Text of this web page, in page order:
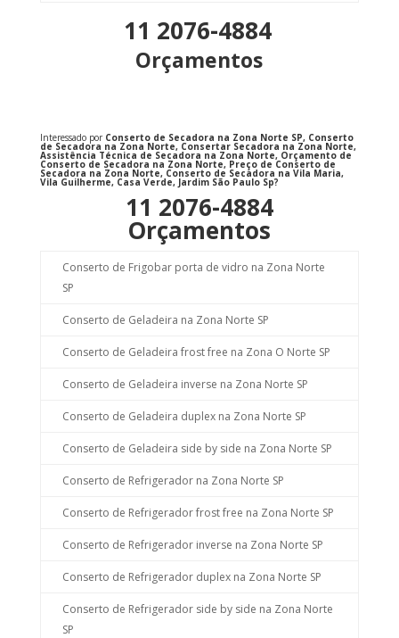
11 2076-4884
Orçamentos
Interessado por Conserto de Secadora na Zona Norte SP, Conserto
de Secadora na Zona Norte, Consertar Secadora na Zona Norte,
Assistência Técnica de Secadora na Zona Norte, Orçamento de
Conserto de Secadora na Zona Norte, Preço de Conserto de
Secadora na Zona Norte, Conserto de Secadora na Vila Maria,
Vila Guilherme, Casa Verde, Jardim São Paulo Sp?
11 2076-4884
Orçamentos
Conserto de Frigobar porta de vidro na Zona Norte
SP
Conserto de Geladeira na Zona Norte SP
Conserto de Geladeira frost free na Zona O Norte SP
Conserto de Geladeira inverse na Zona Norte SP
Conserto de Geladeira duplex na Zona Norte SP
Conserto de Geladeira side by side na Zona Norte SP
Conserto de Refrigerador na Zona Norte SP
Conserto de Refrigerador frost free na Zona Norte SP
Conserto de Refrigerador inverse na Zona Norte SP
Conserto de Refrigerador duplex na Zona Norte SP
Conserto de Refrigerador side by side na Zona Norte
SP